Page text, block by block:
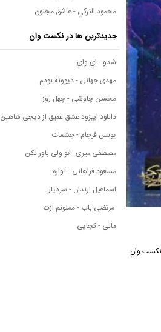
موسیقی نکست وان
محمود التركي - عاشق مجنون
جدیدترین ها در نکست وان
شدو - ای وای
مهدی جهانی - دیوونه بودم
محسن چاوشی - چهل روز
دانلود اپیزود عشق عمیق از دیجی شاهین
یونس فرجام - چشمات
مصطفی میری - تو ولی باور نکن
مسعود فراهانی - آواره
اسماعیل ارندان - سردیار
مرتضی باب - ممنونم ازت
مانی - کجایی